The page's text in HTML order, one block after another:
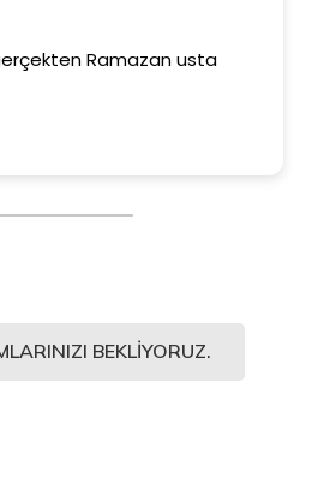
Ramazan usta
BEKLIYORUZ.